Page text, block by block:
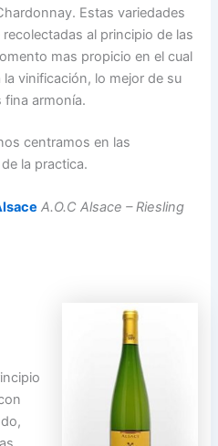
Estas variedades
al principio de las
mas propicio en el cual
la vinificación, lo mejor de su
fina armonía.
centramos en las
la practica.
A.O.C Alsace – Riesling